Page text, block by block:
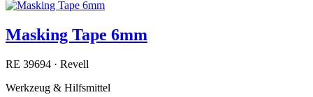
Masking Tape 6mm
RE 39694 · Revell
Werkzeug & Hilfsmittel